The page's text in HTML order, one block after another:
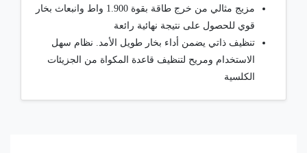
مزيج مثالي من خرج طاقة بقوة 1.900 واط وانبعاث بخار
قوي للحصول على نتيجة نهائية رائعة
تنظيف ذاتي يضمن أداء بخار طويل الأمد. نظام سهل
الاستخدام ومريح لتنظيف قاعدة المكواة من الجزيئات
الكلسية